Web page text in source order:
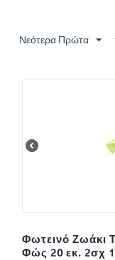
Νεότερα Πρώτα
Φωτεινό Ζωάκι
Φώς 20 εκ. 2σχ